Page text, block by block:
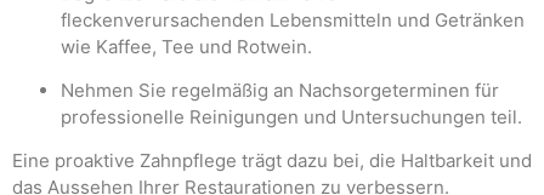
fleckenverursachenden Lebensmitteln und Getränken
wie Kaffee, Tee und Rotwein.
Nehmen Sie regelmäßig an Nachsorgeterminen für
professionelle Reinigungen und Untersuchungen teil.
Eine proaktive Zahnpflege trägt dazu bei, die Haltbarkeit und
das Aussehen Ihrer Restaurationen zu verbessern.